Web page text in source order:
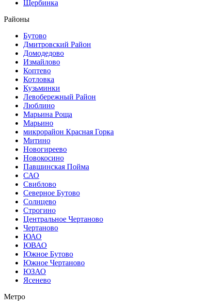
Щербинка
Районы
Бутово
Дмитровский Район
Домодедово
Измайлово
Коптево
Котловка
Кузьминки
Левобережный Район
Люблино
Марьина Роща
Марьино
микрорайон Красная Горка
Митино
Новогиреево
Новокосино
Павшинская Пойма
САО
Свиблово
Северное Бутово
Солнцево
Строгино
Центральное Чертаново
Чертаново
ЮАО
ЮВАО
Южное Бутово
Южное Чертаново
ЮЗАО
Ясенево
Метро